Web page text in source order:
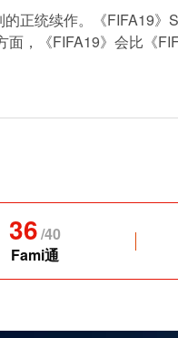
正统续作。《FIFA19
，《FIFA19》会比《
36/40
Fami通